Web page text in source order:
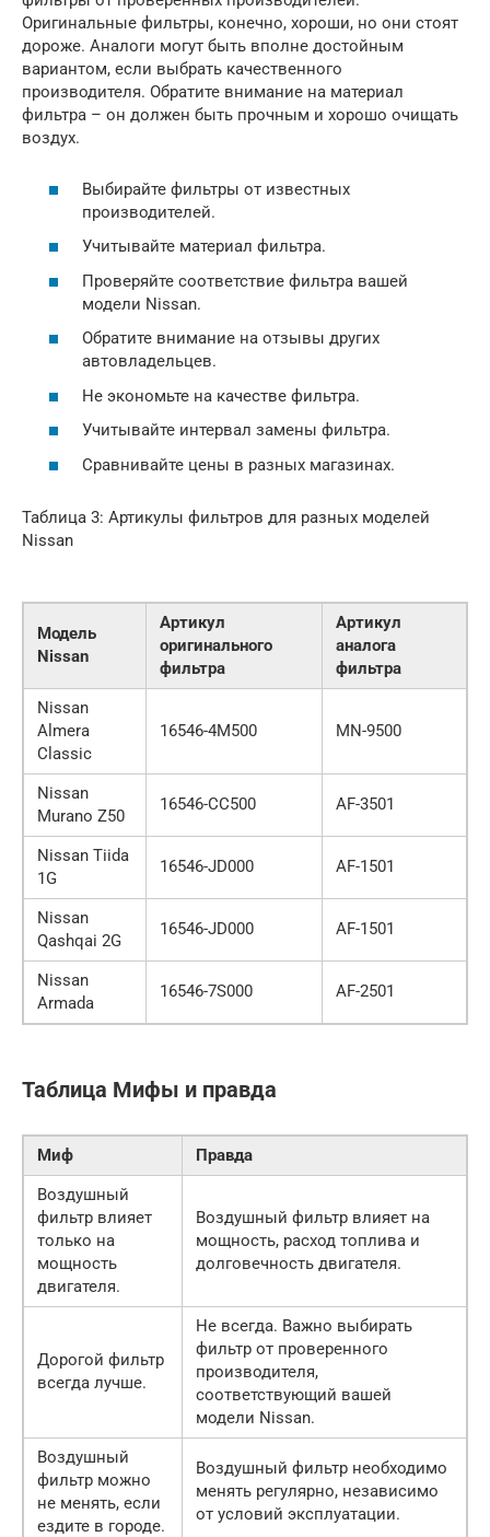
Оригинальные фильтры, конечно, хороши, но они стоят
дороже. Аналоги могут быть вполне достойным
вариантом, если выбрать качественного
производителя. Обратите внимание на материал
фильтра – он должен быть прочным и хорошо очищать
воздух.
Выбирайте фильтры от известных
производителей.
Учитывайте материал фильтра.
Проверяйте соответствие фильтра вашей
модели Nissan.
Обратите внимание на отзывы других
автовладельцев.
Не экономьте на качестве фильтра.
Учитывайте интервал замены фильтра.
Сравнивайте цены в разных магазинах.
Таблица 3: Артикулы фильтров для разных моделей
Nissan
Модель
Nissan
Артикул
оригинального
фильтра
Артикул
аналога
фильтра
Nissan
Almera
Classic
16546-4M500 MN-9500
Nissan
Murano Z50
16546-CC500 AF-3501
Nissan Tiida
1G
16546-JD000 AF-1501
Nissan
Qashqai 2G
16546-JD000 AF-1501
Nissan
Armada
16546-7S000 AF-2501
Таблица Мифы и правда
Миф
Правда
Воздушный
фильтр влияет
только на
мощность
двигателя.
Воздушный фильтр влияет на
мощность, расход топлива и
долговечность двигателя.
Дорогой фильтр
всегда лучше.
Не всегда. Важно выбирать
фильтр от проверенного
производителя,
соответствующий вашей
модели Nissan.
Воздушный
фильтр можно
не менять, если
ездите в городе.
Воздушный фильтр необходимо
менять регулярно, независимо
от условий эксплуатации.